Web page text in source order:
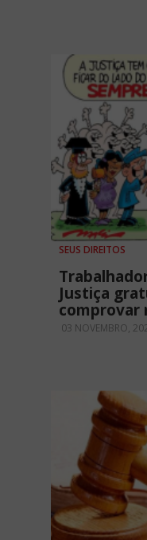
SEUS DIREITOS
Justiça
comprovar
03 NOVEMBRO,